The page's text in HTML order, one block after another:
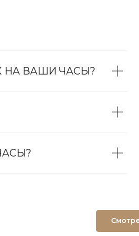
НА ВАШИ ЧАСЫ?